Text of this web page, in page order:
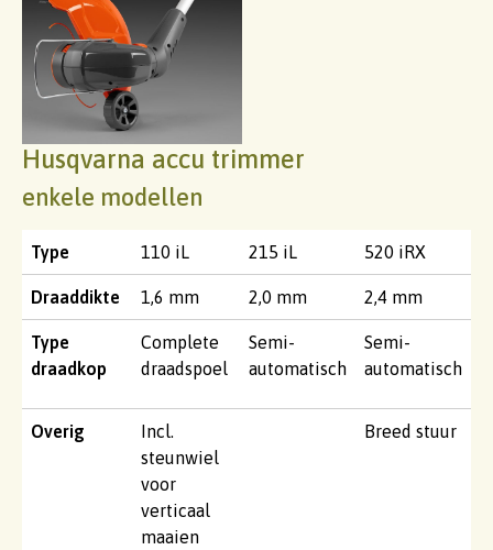
Husqvarna accu trimmer
enkele modellen
Type 110 iL 215 iL 520 iRX
Draaddikte 1,6 mm 2,0 mm 2,4 mm
Type
draadkop
Complete
draadspoel
Semi-
automatisch
Semi-
automatisch
Overig
Incl.
steunwiel
voor
verticaal
maaien
Breed stuur